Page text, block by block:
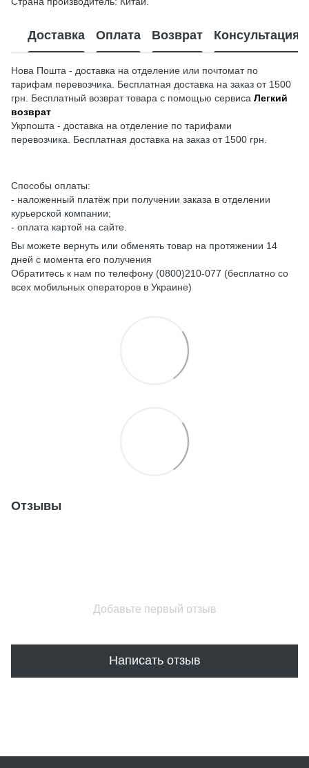
Доставка Оплата Возврат Консультация
Нова Пошта - доставка на отделение или почтомат по
тарифам перевозчика. Бесплатная доставка на заказ от 1500
грн. Бесплатный возврат товара с помощью сервиса Легкий
возврат
Укрпошта - доставка на отделение по тарифами
перевозчика. Бесплатная доставка на заказ от 1500 грн.
Способы оплаты:
- наложенный платёж при получении заказа в отделении
курьерской компании;
- оплата картой на сайте.
Вы можете вернуть или обменять товар на протяжении 14
дней с момента его получения
Обратитесь к нам по телефону (0800)210-077 (бесплатно со
всех мобильных операторов в Украине)
Отзывы
Добавьте первый отзыв
Написать отзыв